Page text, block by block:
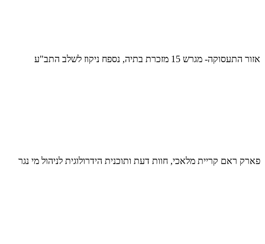
אזור התעסוקה- מגרש 15 מזכרת בתיה, נספח ניקוז לשלב התב"ע
פארק ראם קריית מלאכי, חוות דעת ותוכנית הידרולוגית לניהול מי נגר